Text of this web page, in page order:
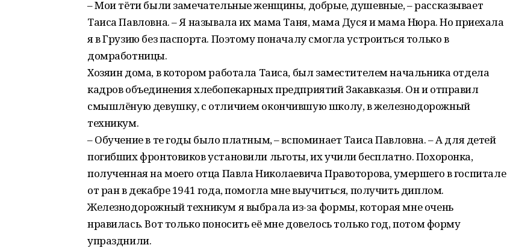
– Мои тёти были замечательные женщины, добрые, душевные, – рассказывает
Таиса Павловна. – Я называла их мама Таня, мама Дуся и мама Нюра. Но приехала
я в Грузию без паспорта. Поэтому поначалу смогла устроиться только в
домработницы.
Хозяин дома, в котором работала Таиса, был заместителем начальника отдела
кадров объединения хлебопекарных предприятий Закавказья. Он и отправил
смышлёную девушку, с отличием окончившую школу, в железнодорожный
техникум.
– Обучение в те годы было платным, – вспоминает Таиса Павловна. – А для детей
погибших фронтовиков установили льготы, их учили бесплатно. Похоронка,
полученная на моего отца Павла Николаевича Правоторова, умершего в госпитале
от ран в декабре 1941 года, помогла мне выучиться, получить дип­лом.
Железнодорожный техникум я выбрала из-за формы, которая мне очень
нравилась. Вот только поносить её мне довелось только год, потом форму
упразднили.